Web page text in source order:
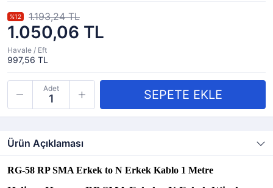
1.050,06 TL
%12 1.193,24 TL
Havale / Eft
997,56 TL
Adet
Ürün Açıklaması
RG-58 RP SMA Erkek to N Erkek Kablo 1 Metre